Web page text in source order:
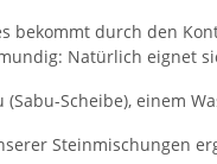
bekommt durch den
Natürlich eignet
Scheibe), einem
Steinmischungen